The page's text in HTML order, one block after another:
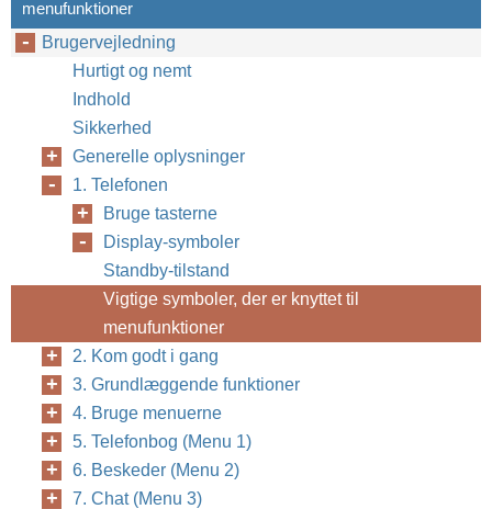
Copyright
menufunktioner
Brugervejledning
Hurtigt og nemt
Indhold
Sikkerhed
Generelle oplysninger
1. Telefonen
Bruge tasterne
Display-symboler
Standby-tilstand
Vigtige symboler, der er knyttet til
menufunktioner
2. Kom godt i gang
3. Grundlæggende funktioner
4. Bruge menuerne
5. Telefonbog (Menu 1)
6. Beskeder (Menu 2)
7. Chat (Menu 3)